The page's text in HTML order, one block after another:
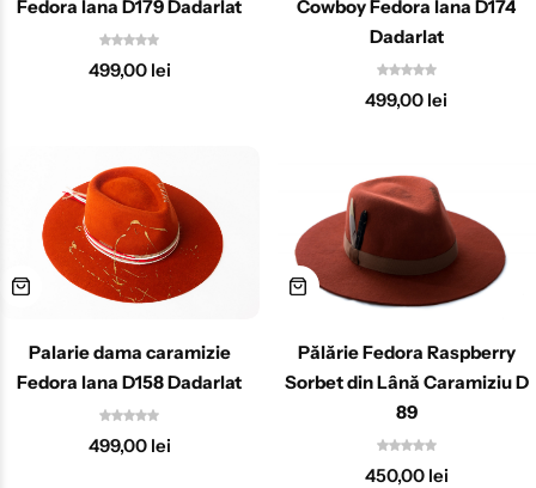
Fedora lana D179 Dadarlat
499,00 lei
Cowboy Fedora lana D174
Dadarlat
499,00 lei
Palarie dama caramizie
Fedora lana D158 Dadarlat
499,00 lei
Pălărie Fedora Raspberry
Sorbet din Lână Caramiziu D
89
450,00 lei